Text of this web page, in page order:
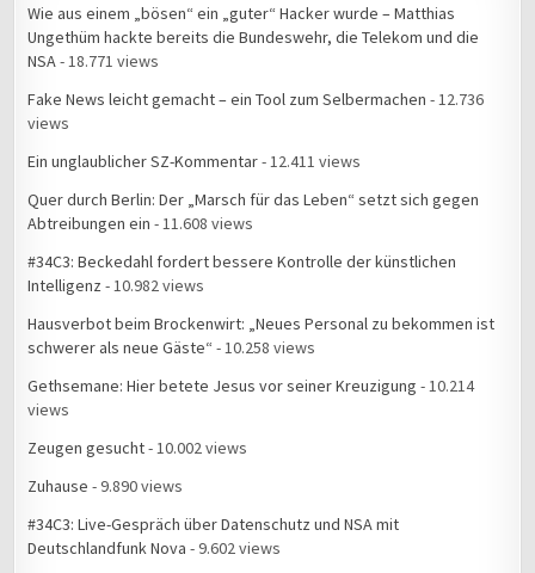
Wie aus einem „bösen“ ein „guter“ Hacker wurde – Matthias
Ungethüm hackte bereits die Bundeswehr, die Telekom und die
NSA- 18.771 views
Fake News leicht gemacht – ein Tool zum Selbermachen - 12.736
views
Ein unglaublicher SZ-Kommentar- 12.411 views
Quer durch Berlin: Der „Marsch für das Leben“ setzt sich gegen
Abtreibungen ein - 11.608 views
#34C3: Beckedahl fordert bessere Kontrolle der künstlichen
Intelligenz - 10.982 views
Hausverbot beim Brockenwirt: „Neues Personal zu bekommen ist
schwerer als neue Gäste“ - 10.258 views
Gethsemane: Hier betete Jesus vor seiner Kreuzigung - 10.214
views
Zeugen gesucht- 10.002 views
Zuhause - 9.890 views
#34C3: Live-Gespräch über Datenschutz und NSA mit
Deutschlandfunk Nova - 9.602 views